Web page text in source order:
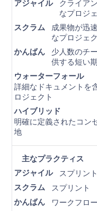
アジャイル
クライア
なプロジ
スクラム 成果物が迅
なプロジェ
かんばん
少人数のチ
供する短い
ウォーターフォール
詳細なドキュメントを
ロジェクト
ハイブリッド
明確に定義されたコン
地
主なプラクティス
アジャイル
スプリント
スクラム
スプリント
かんばん
ワークフロ